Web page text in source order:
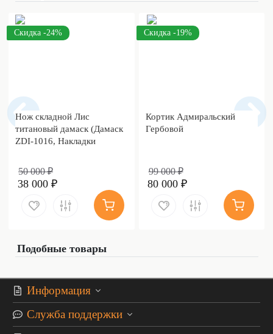
Скидка -24%
Нож складной Лис
титановый дамаск (Дамаск
ZDI-1016, Накладки
50 000 ₽
38 000 ₽
Скидка -19%
Кортик Адмиральский
Гербовой
99 000 ₽
80 000 ₽
Подобные товары
Информация
Служба поддержки